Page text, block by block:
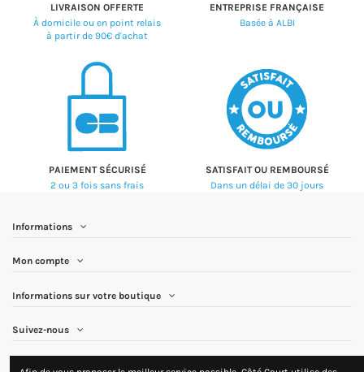
LIVRAISON OFFERTE
À domicile ou en point relais
à partir de 90€ d'achat
ENTREPRISE FRANÇAISE
Basée à ALBI
PAIEMENT SÉCURISÉ
2 ou 3 fois sans frais
SATISFAIT OU REMBOURSÉ
Dans un délai de 30 jours
Informations
Mon compte
Informations sur votre boutique
Suivez-nous